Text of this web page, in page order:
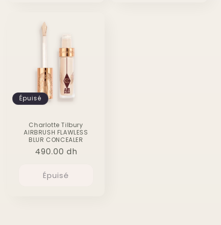
Épuisé
Charlotte Tilbury
AIRBRUSH FLAWLESS
BLUR CONCEALER
Prix
490.00 dh
Épuisé